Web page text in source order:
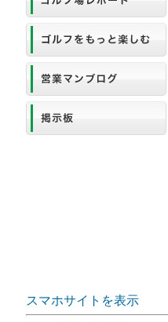
スマホサイトを表示